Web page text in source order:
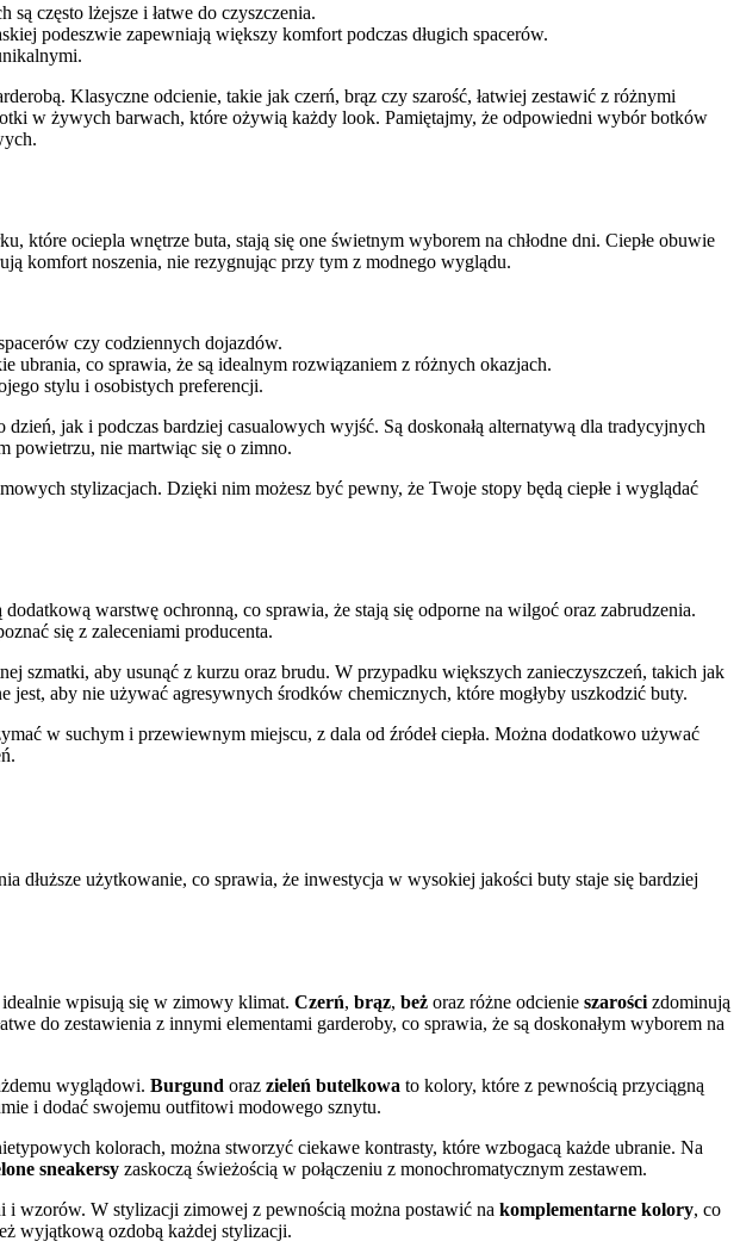
często lżejsze i łatwe do czyszczenia.
podeszwie zapewniają większy komfort podczas długich spacerów.
Klasyczne odcienie, takie jak czerń, brąz czy szarość, łatwiej zestawić z różnymi
w żywych barwach, które ożywią każdy look. Pamiętajmy, że odpowiedni wybór botków
które ociepla wnętrze buta, stają się one świetnym wyborem na chłodne dni. Ciepłe obuwie
komfort noszenia, nie rezygnując przy tym z modnego wyglądu.
czy codziennych dojazdów.
ubrania, co sprawia, że są idealnym rozwiązaniem z różnych okazjach.
stylu i osobistych preferencji.
jak i podczas bardziej casualowych wyjść. Są doskonałą alternatywą dla tradycyjnych
powietrzu, nie martwiąc się o zimno.
stylizacjach. Dzięki nim możesz być pewny, że Twoje stopy będą ciepłe i wyglądać
warstwę ochronną, co sprawia, że stają się odporne na wilgoć oraz zabrudzenia.
się z zaleceniami producenta.
szmatki, aby usunąć z kurzu oraz brudu. W przypadku większych zanieczyszczeń, takich jak
jest, aby nie używać agresywnych środków chemicznych, które mogłyby uszkodzić buty.
w suchym i przewiewnym miejscu, z dala od źródeł ciepła. Można dodatkowo używać
użytkowanie, co sprawia, że inwestycja w wysokiej jakości buty staje się bardziej
wpisują się w zimowy klimat. Czerń, brąz, beż oraz różne odcienie szarości zdominują
do zestawienia z innymi elementami garderoby, co sprawia, że są doskonałym wyborem na
wyglądowi. Burgund oraz zieleń butelkowa to kolory, które z pewnością przyciągną
i dodać swojemu outfitowi modowego sznytu.
kolorach, można stworzyć ciekawe kontrasty, które wzbogacą każde ubranie. Na
sneakersy zaskoczą świeżością w połączeniu z monochromatycznym zestawem.
i wzorów. W stylizacji zimowej z pewnością można postawić na komplementarne kolory, co
wyjątkową ozdobą każdej stylizacji.